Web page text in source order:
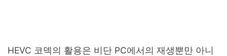
HEVC 코덱의 활용은 비단 PC에서의 재생뿐만 아니